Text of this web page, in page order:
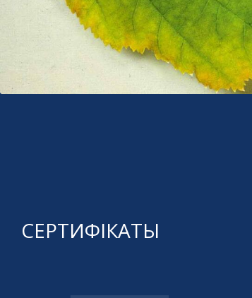
СЕРТИФІКАТЫ